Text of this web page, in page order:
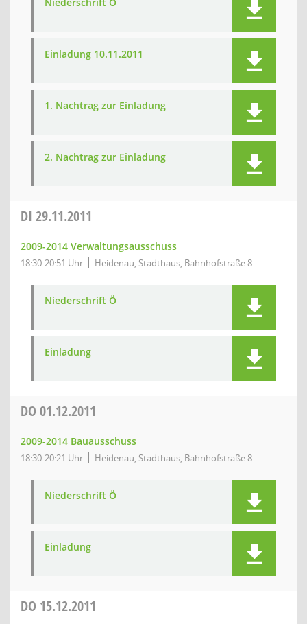
Einladung 10.11.2011
1. Nachtrag zur Einladung
2. Nachtrag zur Einladung
DI 29.11.2011
2009-2014 Verwaltungsausschuss
18:30-20:51 Uhr Heidenau, Stadthaus, Bahnhofstraße 8
Niederschrift Ö
Einladung
DO 01.12.2011
2009-2014 Bauausschuss
18:30-20:21 Uhr Heidenau, Stadthaus, Bahnhofstraße 8
Niederschrift Ö
Einladung
DO 15.12.2011